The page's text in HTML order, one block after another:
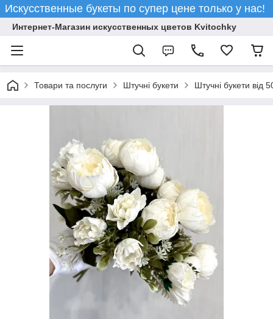
Искусственные букеты по супер цене только у нас!
Интернет-Магазин искусственных цветов Kvitochky
Товари та послуги Штучні букети Штучні букети від